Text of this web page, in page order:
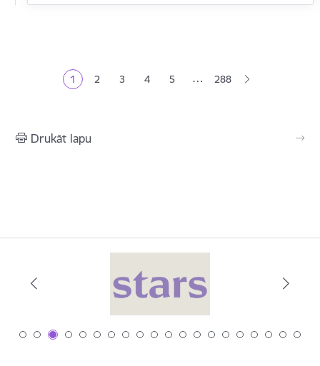
Pašreizējā lapa
1 Lapa
2 Lapa
3 Lapa
4 Lapa
5 … 288
Drukāt lapu